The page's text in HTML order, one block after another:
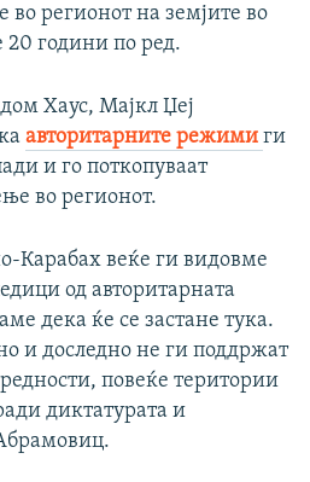
во регионот на земјите во
20 години по ред.
Хаус, Мајкл Џеј
авторитарните режими ги
и го поткопуваат
во регионот.
Карабах веќе ги видовме
од авторитарната
дека ќе се застане тука.
и доследно не ги поддржат
повеќе територии
диктатурата и